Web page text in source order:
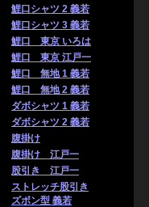
鯉口シャツ 2 義若
鯉口シャツ 3 義若
鯉口 東京 いろは
鯉口 東京 江戸一
鯉口 無地 1 義若
鯉口 無地 2 義若
ダボシャツ 1 義若
ダボシャツ 2 義若
腹掛け
腹掛け 江戸一
股引き 江戸一
ストレッチ股引き
ズボン型 義若